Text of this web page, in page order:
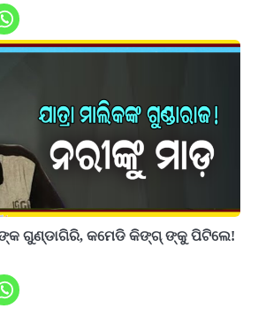
ଗୁଣ୍ଡାଗିରି, କମେଡି କିଙ୍ଗ୍ ଙ୍କୁ ପିଟିଲେ!